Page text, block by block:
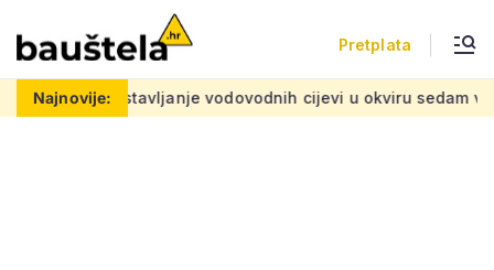
Pretplata
Najnovije:
Postavljanje vodovodnih cijevi u okviru sedam velikih